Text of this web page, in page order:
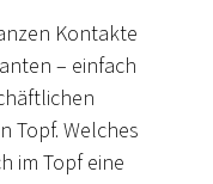
Kontakte
– einfach
Topf. Welches
im Topf eine